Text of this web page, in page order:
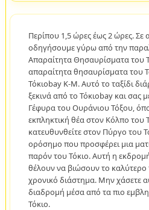
Περίπου 1,5 ώρες έως 2 ώρες.
οδηγήσουμε γύρω από την
Απαραίτητα Θησαυρίσματα του
απαραίτητα θησαυρίσματα του
Τόκιοbay K-M. Αυτό το ταξίδι
ξεκινά από το Τόκιοbay και σας
Γέφυρα του Ουράνιου Τόξου,
εκπληκτική θέα στον Κόλπο του
κατευθυνθείτε στον Πύργο του
ορόσημο που προσφέρει μια
παρόν του Τόκιο. Αυτή η
θέλουν να βιώσουν το καλύτερο
χρονικό διάστημα. Μην χάσετε
διαδρομή μέσα από τα πιο
Τόκιο.